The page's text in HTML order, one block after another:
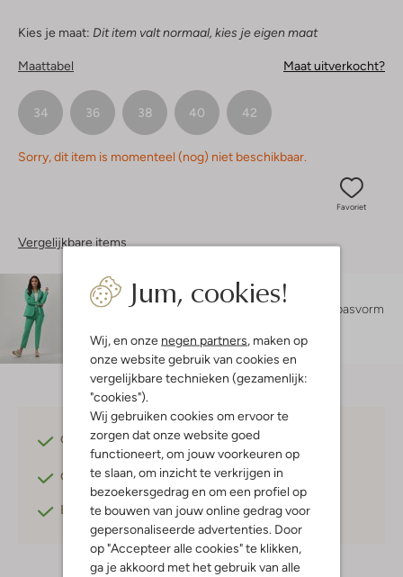
Jum, cookies!
Wij, en onze negen partners, maken op
onze website gebruik van cookies en
vergelijkbare technieken (gezamenlijk:
"cookies").
Wij gebruiken cookies om ervoor te
zorgen dat onze website goed
functioneert, om jouw voorkeuren op
te slaan, om inzicht te verkrijgen in
bezoekersgedrag en om een profiel op
te bouwen van jouw online gedrag voor
gepersonaliseerde advertenties. Door
op "Accepteer alle cookies" te klikken,
ga je akkoord met het gebruik van alle
Kies je maat: Dit item valt normaal, kies je eigen maat
Maattabel Maat uitverkocht?
34 36 38 40 42
Sorry, dit item is momenteel (nog) niet beschikbaar.
Favoriet
Vergelijkbare items
Maatadvies
Lexi is 1 meter 75 lang en draagt maat 36.
De pasvorm
Gratis verzendingvanaf €75,-
Gratis retournerenbinnen 30 dagen*
Betaal achterafmet Klarna